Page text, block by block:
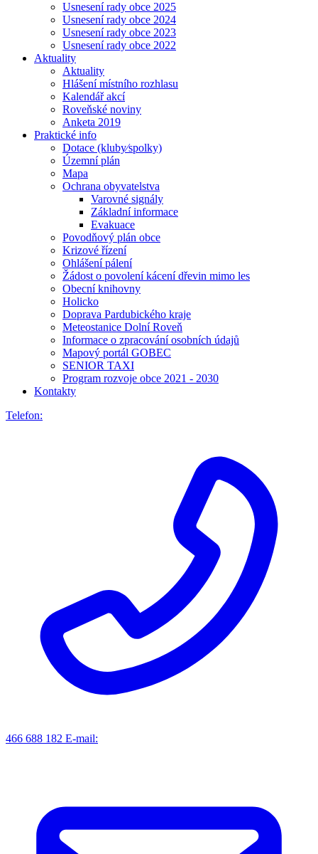
Usnesení rady obce 2025
Usnesení rady obce 2024
Usnesení rady obce 2023
Usnesení rady obce 2022
Aktuality
Aktuality
Hlášení místního rozhlasu
Kalendář akcí
Roveňské noviny
Anketa 2019
Praktické info
Dotace (kluby⁄spolky)
Územní plán
Mapa
Ochrana obyvatelstva
Varovné signály
Základní informace
Evakuace
Povodňový plán obce
Krizové řízení
Ohlášení pálení
Žádost o povolení kácení dřevin mimo les
Obecní knihovny
Holicko
Doprava Pardubického kraje
Meteostanice Dolní Roveň
Informace o zpracování osobních údajů
Mapový portál GOBEC
SENIOR TAXI
Program rozvoje obce 2021 - 2030
Kontakty
Telefon:
466 688 182 E-mail: